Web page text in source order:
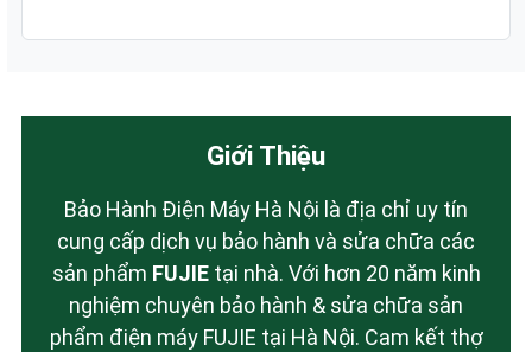
Giới Thiệu
Bảo Hành Điện Máy Hà Nội là địa chỉ uy tín
cung cấp dịch vụ bảo hành và sửa chữa các
sản phẩm FUJIEtại nhà. Với hơn 20 năm kinh
nghiệm chuyên bảo hành & sửa chữa sản
phẩm điện máy FUJIE tại Hà Nội. Cam kết thợ